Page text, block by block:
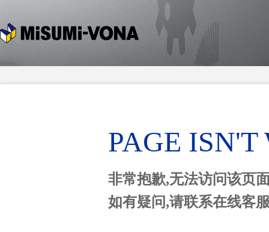
PAGE
非常抱歉,无法访问该页
如有疑问,请联系在线客